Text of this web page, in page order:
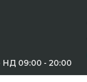
НД 09:00 - 20:00